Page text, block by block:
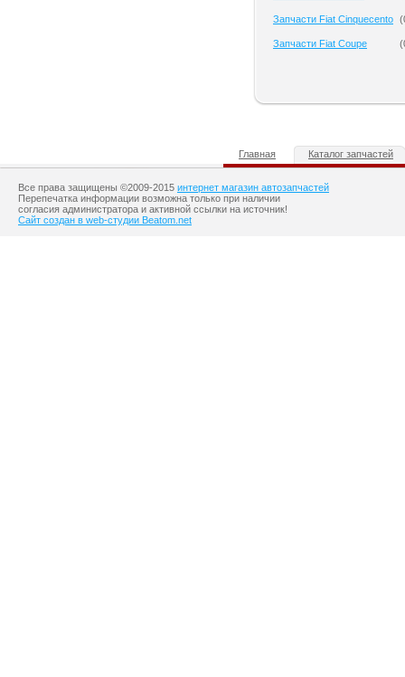
Запчасти Fiat Cinquecento (
Запчасти Fiat Coupe (
Главная Каталог запчастей
Все права защищены ©2009-2015 интернет магазин автозапчастей
Перепечатка информации возможна только при наличии
согласия администратора и активной ссылки на источник!
Сайт создан в web-студии Beatom.net